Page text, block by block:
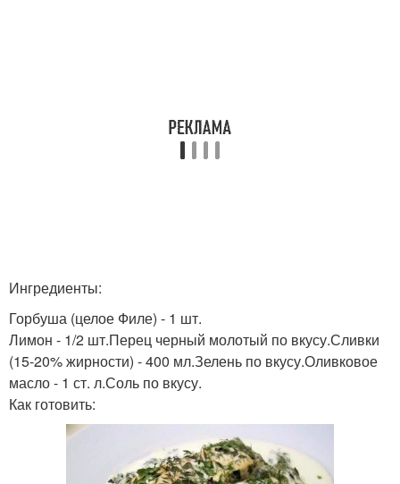
Ингредиенты:
Горбуша (целое Филе) - 1 шт.
Лимон - 1/2 шт.Перец черный молотый по вкусу.Сливки
(15-20% жирности) - 400 мл.Зелень по вкусу.Оливковое
масло - 1 ст. л.Соль по вкусу.
Как готовить: